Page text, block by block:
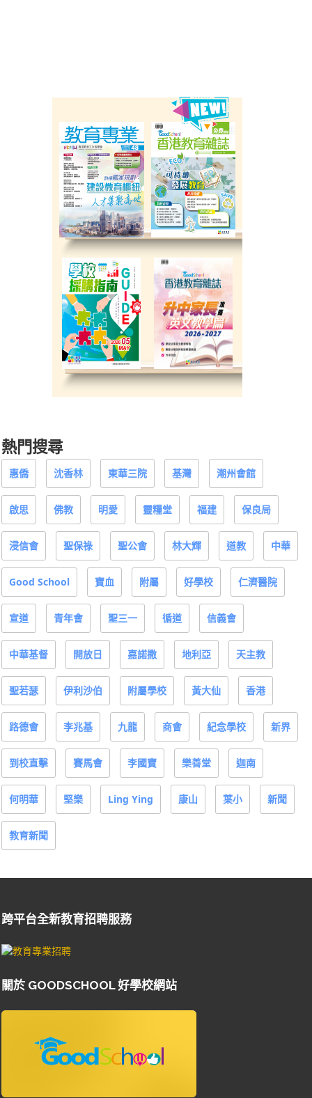
熱門搜尋
惠僑 沈香林 東華三院 基灣 潮州會館
啟思 佛教 明愛 靈糧堂 福建 保良局
浸信會 聖保祿 聖公會 林大輝 道教 中華
Good School 寶血 附屬 好學校 仁濟醫院
宣道 青年會 聖三一 循道 信義會
中華基督 開放日 嘉諾撒 地利亞 天主教
聖若瑟 伊利沙伯 附屬學校 黃大仙 香港
路德會 李兆基 九龍 商會 紀念學校 新界
到校直擊 賽馬會 李國寶 樂善堂 迦南
何明華 堅樂 Ling Ying 康山 葉小 新聞
教育新聞
跨平台全新教育招聘服務
關於 GOODSCHOOL 好學校網站